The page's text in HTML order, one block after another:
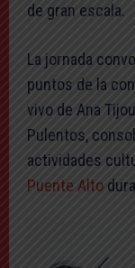
de gran escala.
La jornada
puntos de la
vivo de Ana
Pulentos,
actividades
Puente Alto